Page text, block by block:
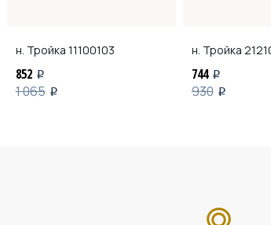
н. Тройка 11100103
852 i
1 065 i
н. Тройка
744 i
930 i